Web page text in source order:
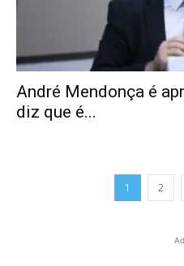
André Mendonça é
diz que é...
1 2